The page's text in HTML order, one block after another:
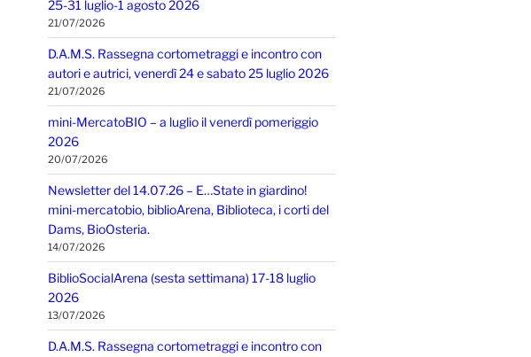
25-31 luglio-1 agosto 2026
21/07/2026
D.A.M.S. Rassegna cortometraggi e incontro con
autori e autrici, venerdì 24 e sabato 25 luglio 2026
21/07/2026
mini-MercatoBIO – a luglio il venerdì pomeriggio
2026
20/07/2026
Newsletter del 14.07.26 – E…State in giardino!
mini-mercatobio, biblioArena, Biblioteca, i corti del
Dams, BioOsteria.
14/07/2026
BiblioSocialArena (sesta settimana) 17-18 luglio
2026
13/07/2026
D.A.M.S. Rassegna cortometraggi e incontro con